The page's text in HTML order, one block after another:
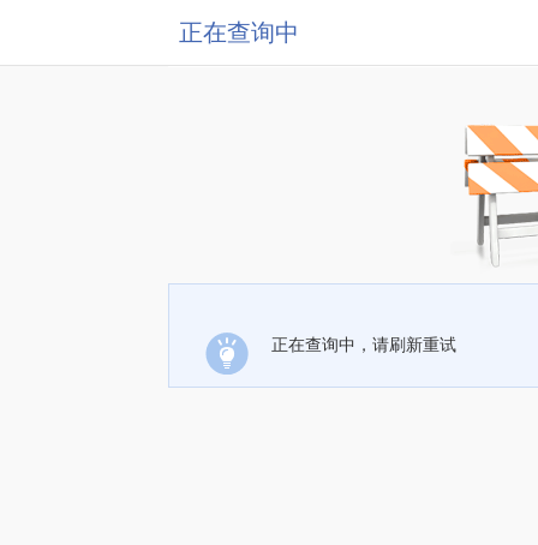
正在查询中
正在查询中，请刷新重试